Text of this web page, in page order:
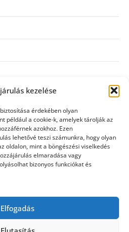
kezelése
érdekében olyan
például a cookie-k, amelyek tárolják az
azokhoz. Ezen
lehetővé teszi számunkra, hogy olyan
oldalon, mint a böngészési viselkedés
elmaradása vagy
bizonyos funkciókat és
Elfogadás